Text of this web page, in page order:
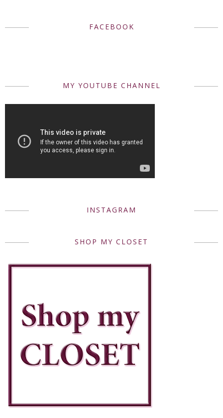
FACEBOOK
MY YOUTUBE CHANNEL
INSTAGRAM
SHOP MY CLOSET